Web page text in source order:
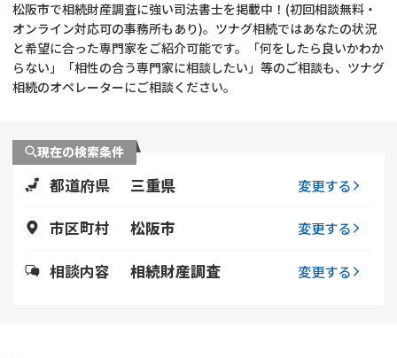
相続登記
遺留分侵害額請求
相続人調査
コラム
相続手続き
相続登記
松阪市で相続財産調査に強い司法書士を掲載中！(初回相談無料・
オンライン対応可の事務所もあり)。ツナグ相続ではあなたの状況
と希望に合った専門家をご紹介可能です。「何をしたら良いかわか
らない」「相性の合う専門家に相談したい」等のご相談も、ツナグ
相続のオペレーターにご相談ください。
現在の検索条件
都道府県 三重県 変更する
市区町村 松阪市 変更する
相談内容 相続財産調査 変更する